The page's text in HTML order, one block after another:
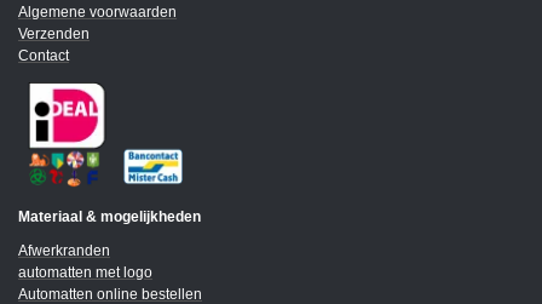
Algemene voorwaarden
Verzenden
Contact
Materiaal & mogelijkheden
Afwerkranden
automatten met logo
Automatten online bestellen